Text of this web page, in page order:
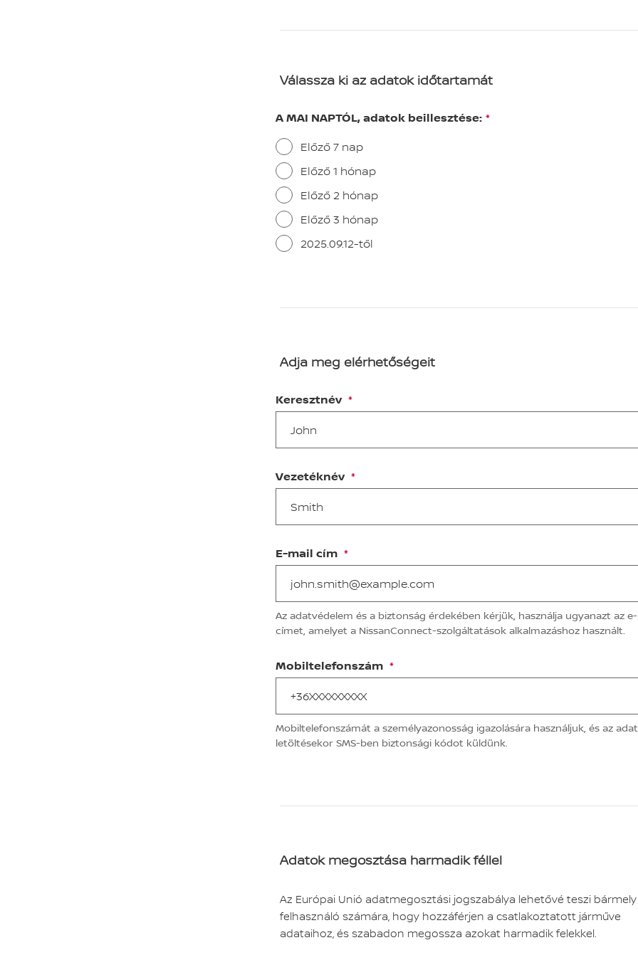
Válassza ki az adatok időtartamát
A MAI NAPTÓL, adatok beillesztése:
Előző 7 nap
Előző 1 hónap
Előző 2 hónap
Előző 3 hónap
2025.09.12-től
Adja meg elérhetőségeit
Keresztnév
Vezetéknév
E-mail cím
Az adatvédelem és a biztonság érdekében kérjük, használja ugyanazt az
címet, amelyet a NissanConnect-szolgáltatások alkalmazáshoz használt.
Mobiltelefonszám
Mobiltelefonszámát a személyazonosság igazolására használjuk, és az
letöltésekor SMS-ben biztonsági kódot küldünk.
Adatok megosztása harmadik féllel
Az Európai Unió adatmegosztási jogszabálya lehetővé teszi bármely
felhasználó számára, hogy hozzáférjen a csatlakoztatott járműve
adataihoz, és szabadon megossza azokat harmadik felekkel.